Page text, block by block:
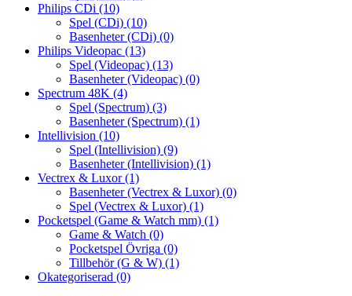
Philips CDi (10)
Spel (CDi) (10)
Basenheter (CDi) (0)
Philips Videopac (13)
Spel (Videopac) (13)
Basenheter (Videopac) (0)
Spectrum 48K (4)
Spel (Spectrum) (3)
Basenheter (Spectrum) (1)
Intellivision (10)
Spel (Intellivision) (9)
Basenheter (Intellivision) (1)
Vectrex & Luxor(1)
Basenheter (Vectrex & Luxor) (0)
Spel (Vectrex & Luxor) (1)
Pocketspel (Game & Watch mm) (1)
Game & Watch (0)
Pocketspel Övriga (0)
Tillbehör (G & W) (1)
Okategoriserad (0)